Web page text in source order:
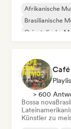
Afrikanische
Brasilianische
Orientalische
> 600
Bossa nova
Künstler zu